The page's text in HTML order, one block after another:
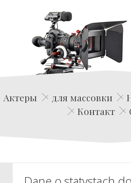
Актеры для массовки
Контакт